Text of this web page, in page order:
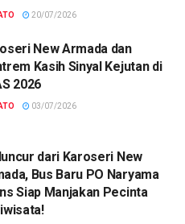
20/07/2026
New Armada dan
Kasih Sinyal Kejutan di
2026
03/07/2026
dari Karoseri New
Bus Baru PO Naryama
Siap Manjakan Pecinta